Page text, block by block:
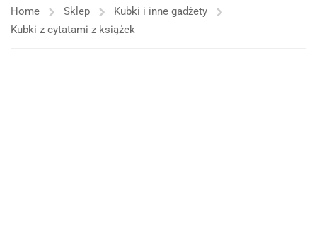
Home Sklep
Kubki i inne gadżety
Kubki z cytatami z książek